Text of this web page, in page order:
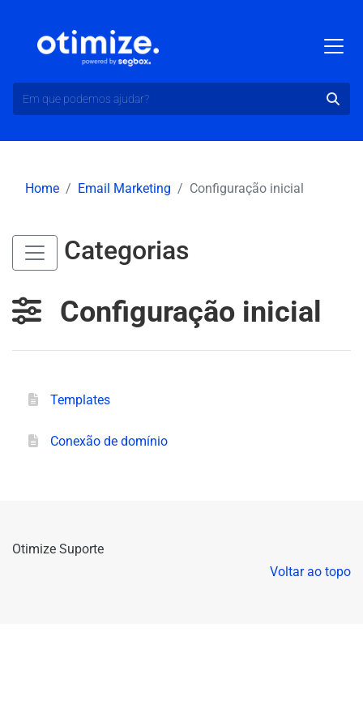
Home Email Marketing Configuração inicial
Categorias
Configuração inicial
Templates
Conexão de domínio
Otimize Suporte
Voltar ao topo